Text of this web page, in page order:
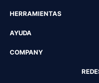
HERRAMIENTAS
AYUDA
COMPANY